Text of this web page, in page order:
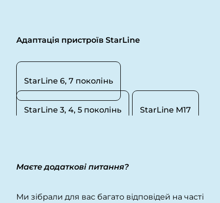
Адаптація пристроїв StarLine
StarLine 6, 7 поколінь
StarLine 3, 4, 5 поколінь StarLine M17
Маєте додаткові питання?
Ми зібрали для вас багато відповідей на часті